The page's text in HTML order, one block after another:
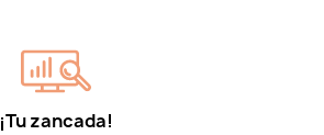
¡Tu zancada!